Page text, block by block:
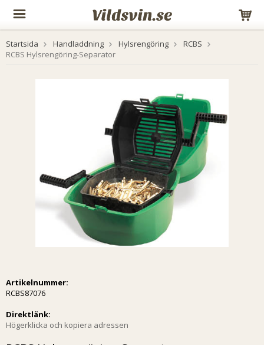
Startsida Handladdning Hylsrengöring
RCBS
RCBS Hylsrengöring-Separator
Artikelnummer:
RCBS87076
Direktlänk:
Högerklicka och kopiera adressen